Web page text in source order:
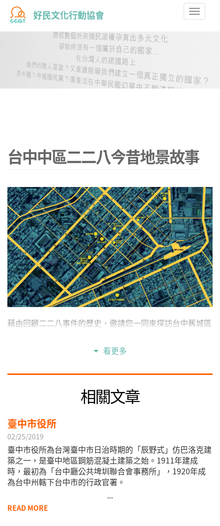
好民文化行動協會
Toggle
台中中區二二八今昔地景故事
藉由回顧二二八事件的歷史，邀請您一同來探訪台中舊城區
站在我們生活的這塊土地上，探尋城市的故事與記憶。
不斷挖掘、保存並豐富在地歷史，以及每個人的參與，都能
如同楊翠老師所言：「一座城市、一座島嶼的藝文美學與自
由人權的深刻理念，唯有靠市民，靠我們自己。」
參考資料
二二八事件紀念基金會-台中市重大事件
看更多
相關文章
臺中市役所
02/25/2019
臺中市役所為台灣臺中市日治時期的「辰野式」仿巴洛克建
築之一，是臺中地區鋼筋混凝土建築之始。1911年建成
時，最初為「台中廳公共埤圳聯合會事務所」，1920年成
為台中州轄下台中市的行政官署。
...
READ MORE